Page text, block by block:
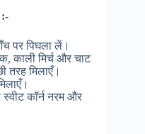
पर पिघला लें।
काली मिर्च और चाट
तरह मिलाएँ।
कॉर्न नरम और